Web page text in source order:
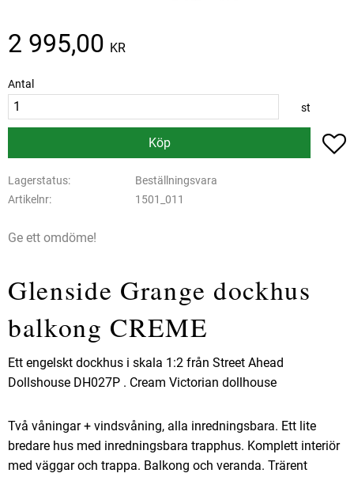
2 995,00 KR
Antal
st
Köp
Lagerstatus
Beställningsvara
Artikelnr
1501_011
Ge ett omdöme!
Glenside Grange dockhus
balkong CREME
Ett engelskt dockhus i skala 1:2 från Street Ahead
Dollshouse DH027P . Cream Victorian dollhouse
Två våningar + vindsvåning, alla inredningsbara. Ett lite
bredare hus med inredningsbara trapphus. Komplett interiör
med väggar och trappa. Balkong och veranda. Trärent